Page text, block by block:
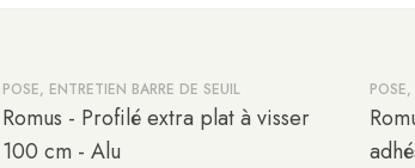
-10% Déstockage
POSE, ENTRETIEN BARRE DE SEUIL
Romus - Profilé extra plat à visser
100 cm - Alu